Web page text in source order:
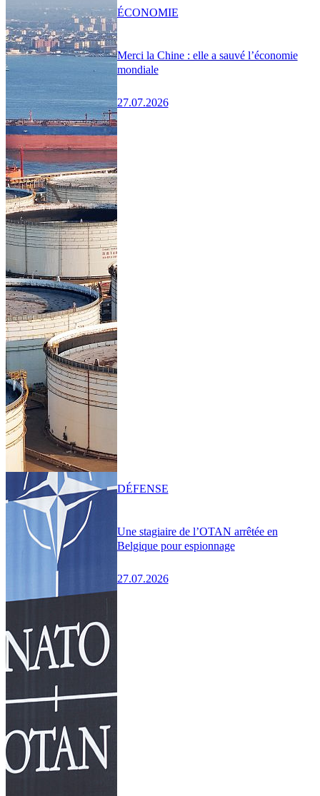
Merci la Chine : elle a sauvé l’économie
mondiale
27.07.2026
ÉCONOMIE
Une stagiaire de l’OTAN arrêtée en
Belgique pour espionnage
27.07.2026
DÉFENSE